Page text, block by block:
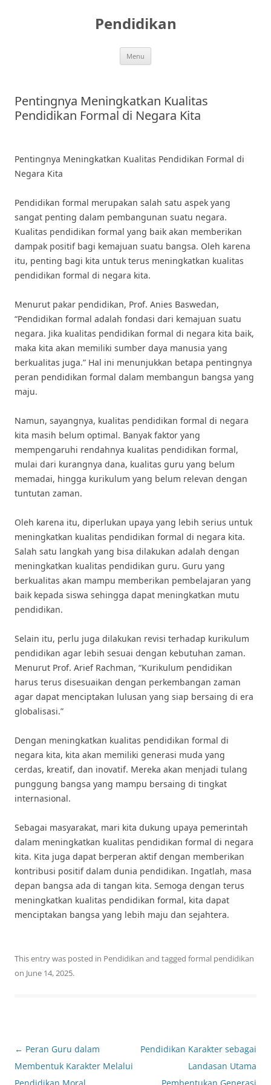
Pendidikan
Menu
Pentingnya Meningkatkan Kualitas
Pendidikan Formal di Negara Kita
Pentingnya Meningkatkan Kualitas Pendidikan Formal di
Negara Kita
Pendidikan formal merupakan salah satu aspek yang
sangat penting dalam pembangunan suatu negara.
Kualitas pendidikan formal yang baik akan memberikan
dampak positif bagi kemajuan suatu bangsa. Oleh karena
itu, penting bagi kita untuk terus meningkatkan kualitas
pendidikan formal di negara kita.
Menurut pakar pendidikan, Prof. Anies Baswedan,
“Pendidikan formal adalah fondasi dari kemajuan suatu
negara. Jika kualitas pendidikan formal di negara kita baik,
maka kita akan memiliki sumber daya manusia yang
berkualitas juga.” Hal ini menunjukkan betapa pentingnya
peran pendidikan formal dalam membangun bangsa yang
maju.
Namun, sayangnya, kualitas pendidikan formal di negara
kita masih belum optimal. Banyak faktor yang
mempengaruhi rendahnya kualitas pendidikan formal,
mulai dari kurangnya dana, kualitas guru yang belum
memadai, hingga kurikulum yang belum relevan dengan
tuntutan zaman.
Oleh karena itu, diperlukan upaya yang lebih serius untuk
meningkatkan kualitas pendidikan formal di negara kita.
Salah satu langkah yang bisa dilakukan adalah dengan
meningkatkan kualitas pendidikan guru. Guru yang
berkualitas akan mampu memberikan pembelajaran yang
baik kepada siswa sehingga dapat meningkatkan mutu
pendidikan.
Selain itu, perlu juga dilakukan revisi terhadap kurikulum
pendidikan agar lebih sesuai dengan kebutuhan zaman.
Menurut Prof. Arief Rachman, “Kurikulum pendidikan
harus terus disesuaikan dengan perkembangan zaman
agar dapat menciptakan lulusan yang siap bersaing di era
globalisasi.”
Dengan meningkatkan kualitas pendidikan formal di
negara kita, kita akan memiliki generasi muda yang
cerdas, kreatif, dan inovatif. Mereka akan menjadi tulang
punggung bangsa yang mampu bersaing di tingkat
internasional.
Sebagai masyarakat, mari kita dukung upaya pemerintah
dalam meningkatkan kualitas pendidikan formal di negara
kita. Kita juga dapat berperan aktif dengan memberikan
kontribusi positif dalam dunia pendidikan. Ingatlah, masa
depan bangsa ada di tangan kita. Semoga dengan terus
meningkatkan kualitas pendidikan formal, kita dapat
menciptakan bangsa yang lebih maju dan sejahtera.
This entry was posted in Pendidikan and tagged formal pendidikan
on June 14, 2025.
Post
navigation
← Peran Guru dalam
Membentuk Karakter Melalui
Pendidikan Karakter sebagai
Landasan Utama